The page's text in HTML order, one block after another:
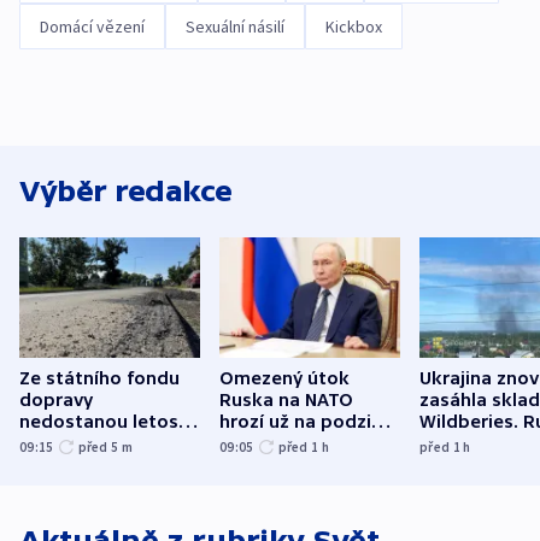
Domácí vězení Sexuální násilí Kickbox
Výběr redakce
Ze státního fondu
dopravy
nedostanou letos
kraje na silnice ani
09:15 před 5 m
Omezený útok
Ruska na NATO
hrozí už na podzim,
varují tajné služby
09:05 před 1 h
Ukrajina
zasáhla
Wildberies.
útočili v
před 1h